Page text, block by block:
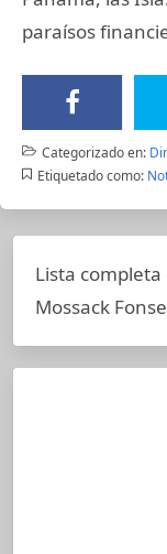
paraísos
Categorizado en:
Etiquetado como:
Lista
Mossack